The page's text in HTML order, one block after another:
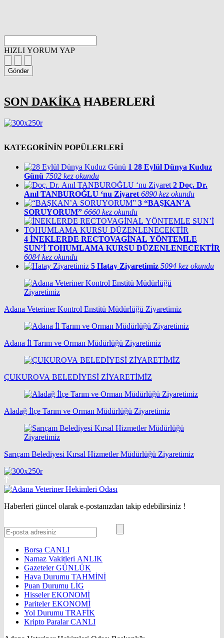
HIZLI YORUM YAP
Gönder
SON DAKİKA HABERLERİ
KATEGORİNİN POPÜLERLERİ
1 28 Eylül Dünya Kuduz
Günü 7502 kez okundu
2 Doç. Dr.
Anıl TANBUROĞLU ‘nu Ziyaret 6890 kez okundu
3 “BAŞKAN’A
SORUYORUM” 6660 kez okundu
4 İNEKLERDE RECTOVAGİNAL YÖNTEMLE
SUN’İ TOHUMLAMA KURSU DÜZENLENECEKTİR
6084 kez okundu
5 Hatay Ziyaretimiz 5094 kez okundu
Adana Veteriner Kontrol Enstitü Müdürlüğü Ziyaretimiz
Adana İl Tarım ve Orman Müdürlüğü Ziyaretimiz
ÇUKUROVA BELEDİYESİ ZİYARETİMİZ
Aladağ İlçe Tarım ve Orman Müdürlüğü Ziyaretimiz
Sarıçam Belediyesi Kırsal Hizmetler Müdürlüğü Ziyaretimiz
Haberleri güncel olarak e-postanızdan takip edebilirsiniz !
Borsa CANLI
Namaz Vakitleri ANLIK
GazetelerGÜNLÜK
Hava Durumu TAHMİNİ
Puan Durumu LİG
HisselerEKONOMİ
ParitelerEKONOMİ
Yol Durumu TRAFİK
Kripto ParalarCANLI